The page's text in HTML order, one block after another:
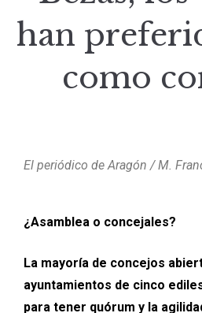
han
como
El periódico de Aragón / M.
¿Asamblea o concejales?
La mayoría de concejos
ayuntamientos de cinco
para tener quórum y la